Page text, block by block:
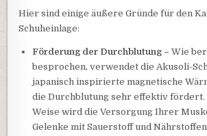
Hier sind einige äußere Gründe für den
Schuheinlage:
Förderung der Durchblutung – Wie
besprochen, verwendet die Akusoli-
japanisch inspirierte magnetische
die Durchblutung sehr effektiv fördert.
Weise wird die Versorgung Ihrer
Gelenke mit Sauerstoff und